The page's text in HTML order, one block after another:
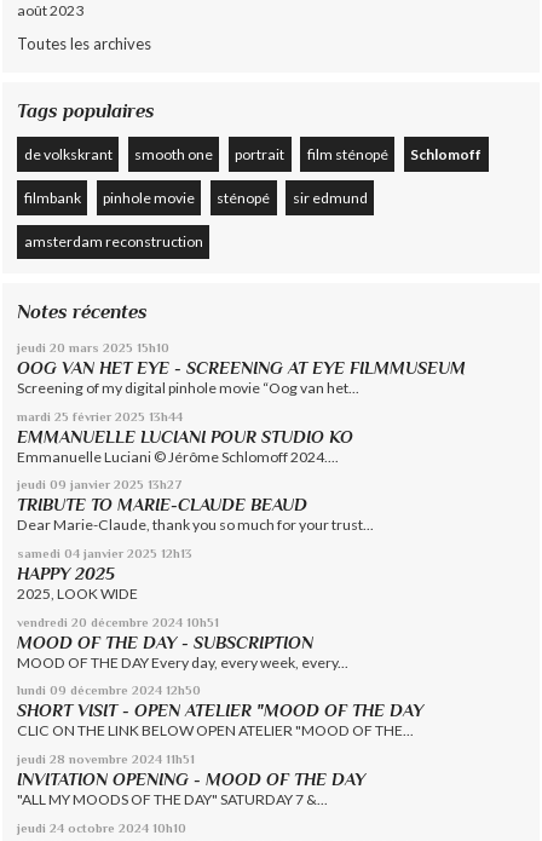
août 2023
Toutes les archives
Tags populaires
de volkskrant smooth one portrait film sténopé Schlomoff
filmbank pinhole movie sténopé sir edmund
amsterdam reconstruction
Notes récentes
jeudi 20 mars 2025 15h10
OOG VAN HET EYE - SCREENING AT EYE FILMMUSEUM
Screening of my digital pinhole movie “Oog van het...
mardi 25 février 2025 13h44
EMMANUELLE LUCIANI POUR STUDIO KO
Emmanuelle Luciani © Jérôme Schlomoff 2024....
jeudi 09 janvier 2025 13h27
TRIBUTE TO MARIE-CLAUDE BEAUD
Dear Marie-Claude, thank you so much for your trust...
samedi 04 janvier 2025 12h13
HAPPY 2025
2025, LOOK WIDE
vendredi 20 décembre 2024 10h51
MOOD OF THE DAY - SUBSCRIPTION
MOOD OF THE DAY Every day, every week, every...
lundi 09 décembre 2024 12h50
SHORT VISIT - OPEN ATELIER "MOOD OF THE DAY
CLIC ON THE LINK BELOW OPEN ATELIER "MOOD OF THE...
jeudi 28 novembre 2024 11h51
INVITATION OPENING - MOOD OF THE DAY
"ALL MY MOODS OF THE DAY" SATURDAY 7 &...
jeudi 24 octobre 2024 10h10